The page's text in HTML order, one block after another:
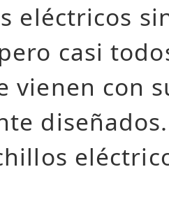
eléctricos
casi
vienen con